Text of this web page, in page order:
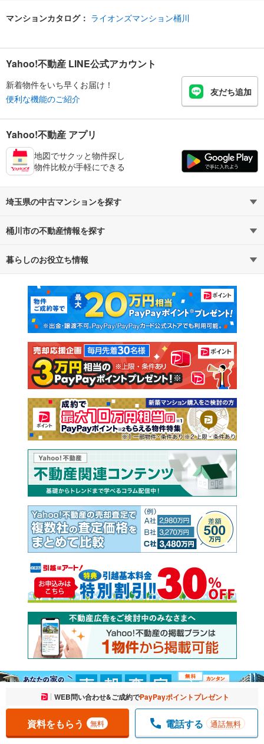
マンションカタログ： ライオンズマンション桶川
お気に入りに追加しました。 一覧を開く
WEB問い合わせ&ご成約でPayPayポイントプレゼント
資料をもらう 無料 電話する 通話無料
Yahoo!不動産 LINE公式アカウント
新着物件をいち早くお届け！
便利な機能のご紹介
友だち追加
Yahoo!不動産 アプリ
地図でサクッと物件探し
物件比較が手軽にできる
埼玉県の中古マンションを探す
路線・駅から探す
通勤・通学時間から探す
桶川市の不動産情報を探す
不動産・住宅
新築マンション 中古マンション
新築一戸建て 中古一戸建て
注文住宅 土地
売却査定
暮らしのお役立ち情報
マンションカタログ 教えて！住まいの先生